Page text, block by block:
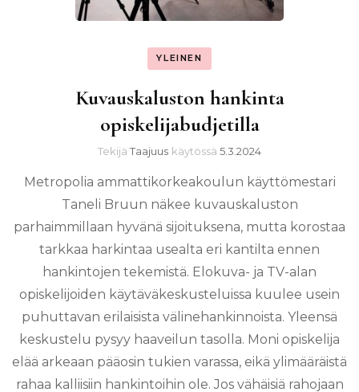
YLEINEN
Kuvauskaluston hankinta
opiskelijabudjetilla
Tekijä Taajuus käytössä 5.3.2024
Metropolia ammattikorkeakoulun käyttömestari
Taneli Bruun näkee kuvauskaluston
parhaimmillaan hyvänä sijoituksena, mutta korostaa
tarkkaa harkintaa usealta eri kantilta ennen
hankintojen tekemistä. Elokuva- ja TV-alan
opiskelijoiden käytäväkeskusteluissa kuulee usein
puhuttavan erilaisista välinehankinnoista. Yleensä
keskustelu pysyy haaveilun tasolla. Moni opiskelija
elää arkeaan pääosin tukien varassa, eikä ylimääräistä
rahaa kalliisiin hankintoihin ole. Jos vähäisiä rahojaan